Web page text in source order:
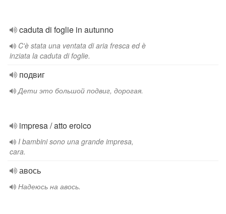
caduta di foglie in autunno
C'è stata una ventata di aria fresca ed è
inziata la caduta di foglie.
подвиг
Дети это большой подвиг, дорогая.
impresa / atto eroico
I bambini sono una grande impresa,
cara.
авось
Надеюсь на авось.